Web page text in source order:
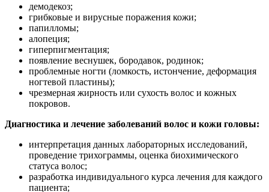
демодекоз;
грибковые и вирусные поражения кожи;
папилломы;
алопеция;
гиперпигментация;
появление веснушек, бородавок, родинок;
проблемные ногти (ломкость, истончение, деформация
ногтевой пластины);
чрезмерная жирность или сухость волос и кожных
покровов.
Диагностика и лечение заболеваний волос и кожи головы:
интерпретация данных лабораторных исследований,
проведение трихограммы, оценка биохимического
статуса волос;
разработка индивидуального курса лечения для каждого
пациента;